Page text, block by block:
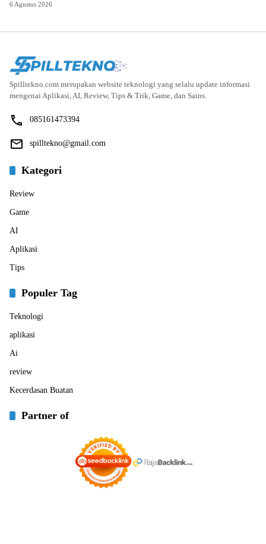
6 Agustus 2026
Spilltekno.com merupakan website teknologi yang selalu update informasi
mengenai Aplikasi, AI, Review, Tips & Trik, Game, dan Sains.
085161473394
spilltekno@gmail.com
Kategori
Review
Game
AI
Aplikasi
Tips
Populer Tag
Teknologi
aplikasi
Ai
review
Kecerdasan Buatan
Partner of